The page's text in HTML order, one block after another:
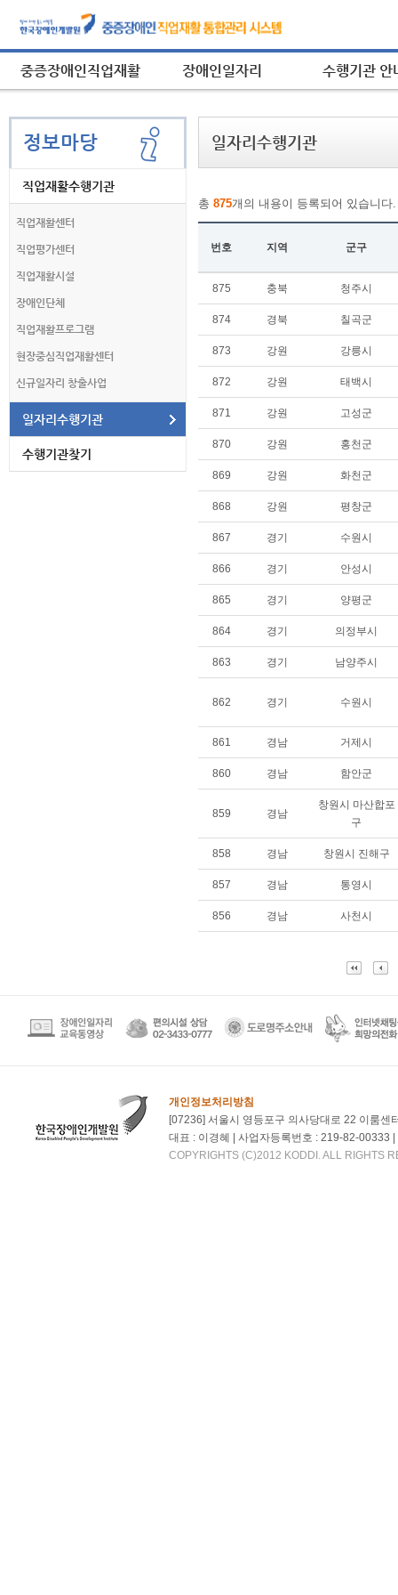
중증장애인직업재활 장애인일자리 수행기관 안
정보마당
직업재활수행기관
직업재활센터
직업평가센터
직업재활시설
장애인단체
직업재활프로그램
현장중심직업재활센터
신규일자리 창출사업
일자리수행기관
수행기관찾기
일자리수행기관
총 875개의 내용이 등록되어 있습니다.
수
번호 지역 군구
875 충북 청주시
874 경북 칠곡군
873 강원 강릉시
872 강원 태백시
871 강원 고성군
870 강원 홍천군
869 강원 화천군
868 강원 평창군
867 경기 수원시
866 경기 안성시
865 경기 양평군
864 경기 의정부시
863 경기 남양주시
862 경기 수원시
861 경남 거제시
860 경남 함안군
859 경남
창원시 마산합포
구
858 경남 창원시 진해구
857 경남 통영시
856 경남 사천시
개인정보처리방침
[07236] 서울시 영등포구 의사당대로 22 이룸센
대표 : 이경혜 | 사업자등록번호 : 219-82-
COPYRIGHTS (C)2012 KODDI. ALL RIGHTS